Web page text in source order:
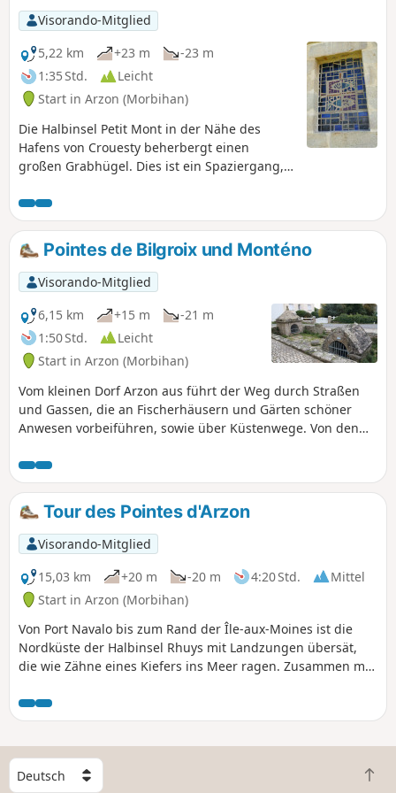
Visorando-Mitglied
5,22 km
+23 m
-23 m
1:35 Std.
Leicht
Start in Arzon (Morbihan)
Die Halbinsel Petit Mont in der Nähe des
Hafens von Crouesty beherbergt einen
großen Grabhügel. Dies ist ein Spaziergang,
kann, zwischen der Opulenz und Modernität
des Yachthafens, der Wildheit der Felsküste,
dem Dolcefarniente am großen Strand von
Fogeo und der spirituellen Präsenz von 6.000
Jahren Menschheitsgeschichte, die sich in
diesem großen Steinhaufen mit seiner
komplexen Geschichte manifestiert.
Pointes de Bilgroix und Monténo
Visorando-Mitglied
6,15 km
+15 m
-21 m
1:50 Std.
Leicht
Start in Arzon (Morbihan)
Vom kleinen Dorf Arzon aus führt der Weg durch Straßen
und Gassen, die an Fischerhäusern und Gärten schöner
Anwesen vorbeiführen, sowie über Küstenwege. Von den
schönen Blick auf die Inseln im Golf von Morbihan. Eine
familienfreundliche Wanderung ohne größere
Schwierigkeiten.
Tour des Pointes d'Arzon
Visorando-Mitglied
15,03 km
+20 m -20 m 4:20 Std.
Mittel
Start in Arzon (Morbihan)
Von Port Navalo bis zum Rand der Île-aux-Moines ist die
Nordküste der Halbinsel Rhuys mit Landzungen übersät,
die wie Zähne eines Kiefers ins Meer ragen. Zusammen mit
Landzungen die Wellen, die in den Golf von Morbihan
hinein- oder aus ihm herausfließen. Das Ergebnis ist ein
ruhige Wasser in einen mächtigen Fluss verwandelt. Lassen
Sie sich auf dem Küstenweg leiten und halten Sie die
W
ä
Z